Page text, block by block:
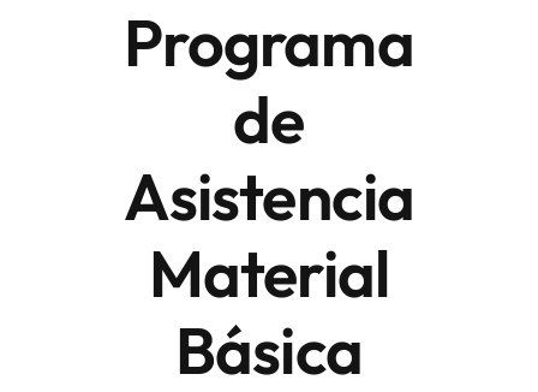
Programa
de
Asistencia
Material
Básica